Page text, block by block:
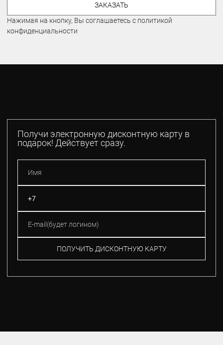
ЗАКАЗАТЬ
Нажимая на кнопку, Вы соглашаетесь с политикой
конфиденциальности
Получи электронную дисконтную карту в
подарок! Действует сразу.
ПОЛУЧИТЬ ДИСКОНТНУЮ КАРТУ